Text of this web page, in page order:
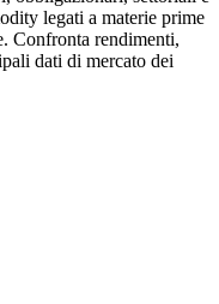
legati a materie prime
Confronta rendimenti,
dati di mercato dei